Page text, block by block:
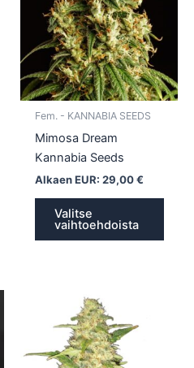
Fem. - KANNABIA SEEDS
Mimosa Dream
Kannabia Seeds
Alkaen EUR: 29,00€
Valitse
vaihtoehdoista